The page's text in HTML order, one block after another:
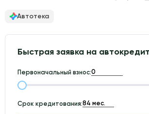
Автотека
Быстрая заявка на автокредит
Первоначальный взнос:
Срок кредитования: